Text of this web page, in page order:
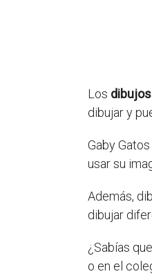
Los
dibujar y
Gaby
usar su
Además,
dibujar
¿Sabías
o en el